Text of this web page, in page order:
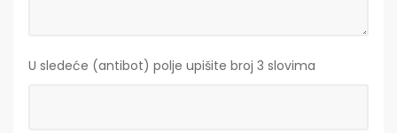
U sledeće (antibot) polje upišite broj 3 slovima